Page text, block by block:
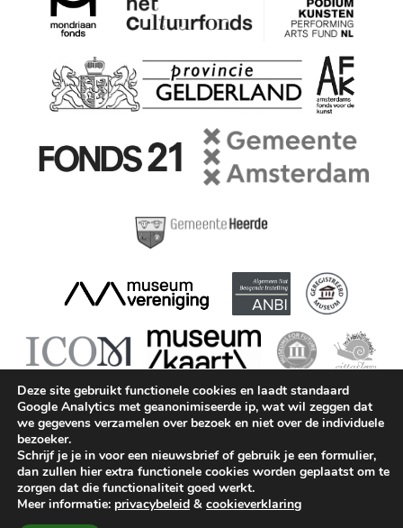
Museum Geelvinck © 2026 || KvK: 41215421 || BTW:
815194687B01 ||info@geelvinck.nl||
747||ANBI||Privacy||Cookieverklaring||
Deze site gebruikt functionele cookies en laadt standaard
Google Analytics met geanonimiseerde ip, wat wil zeggen dat
we gegevens verzamelen over bezoek en niet over de individuele
bezoeker.
Schrijf je je in voor een nieuwsbrief of gebruik je een formulier,
dan zullen hier extra functionele cookies worden geplaatst om te
zorgen dat die functionaliteit goed werkt.
Meer informatie: privacybeleid & cookieverklaring